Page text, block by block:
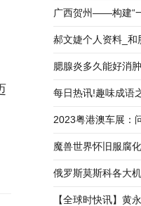
资讯
广西贺州——构建“
郝文婕个人资料_
点
腮腺炎多久能好消
每日热讯!趣味成语
记）
2023粤港澳车展：
全球快资讯
魔兽世界怀旧服腐
腐化之井在
俄罗斯莫斯科各大
【全球时快讯】黄